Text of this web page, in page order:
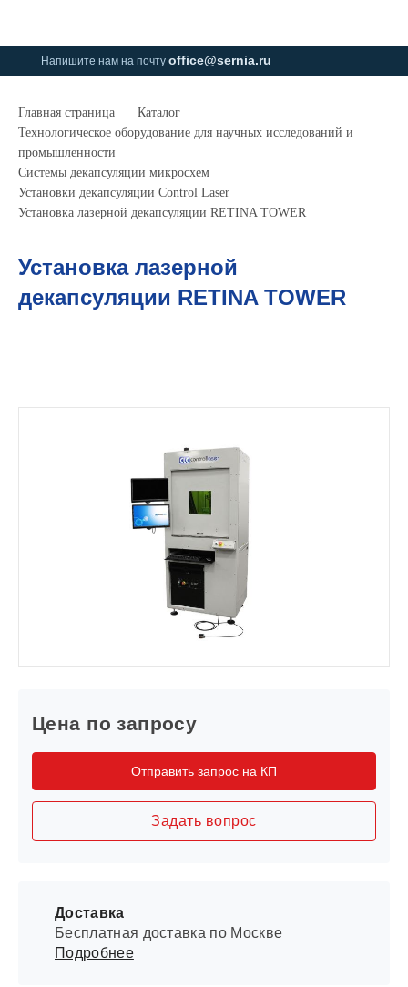
Напишите нам на почту office@sernia.ru
Главная страница
Каталог
Технологическое оборудование для научных исследований и
промышленности
Системы декапсуляции микросхем
Установки декапсуляции Control Laser
Установка лазерной декапсуляции RETINA TOWER
Установка лазерной
декапсуляции RETINA TOWER
Цена по запросу
Отправить запрос на КП
Задать вопрос
Доставка
Бесплатная доставка по Москве
Подробнее